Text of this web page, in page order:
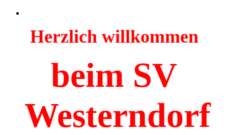
Herzlich willkommen
beim SV
Westerndorf